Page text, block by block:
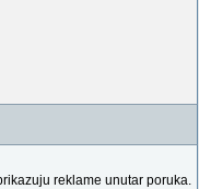
reklame unutar poruka.